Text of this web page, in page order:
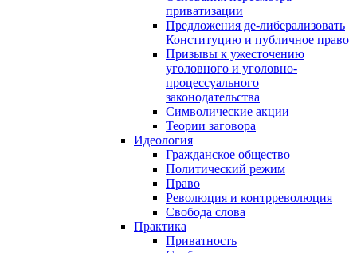
приватизации
Предложения де-либерализовать
Конституцию и публичное право
Призывы к ужесточению
уголовного и уголовно-
процессуального
законодательства
Символические акции
Теории заговора
Идеология
Гражданское общество
Политический режим
Право
Революция и контрреволюция
Свобода слова
Практика
Приватность